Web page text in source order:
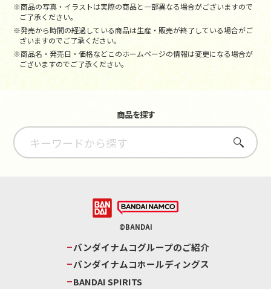
※商品の写真・イラストは実際の商品と一部異なる場合がございますので
ご了承ください。
※発売から時間の経過している商品は生産・販売が終了している場合がご
ざいますのでご了承ください。
※商品名・発売日・価格などこのホームページの情報は変更になる場合が
ございますのでご了承ください。
商品を探す
さがす
©BANDAI
バンダイナムコグループのご紹介
バンダイナムコホールディングス
BANDAI SPIRITS